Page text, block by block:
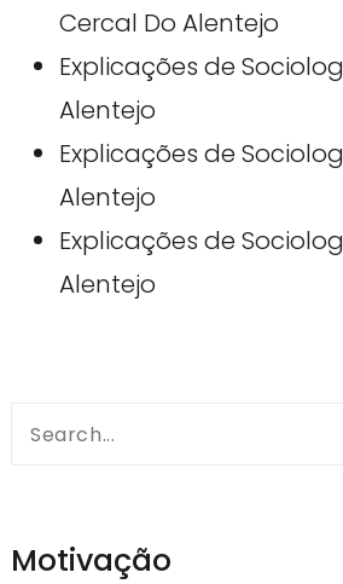
Cercal Do Alentejo
Explicações de
Alentejo
Explicações de
Alentejo
Explicações de
Alentejo
Search
Motivação